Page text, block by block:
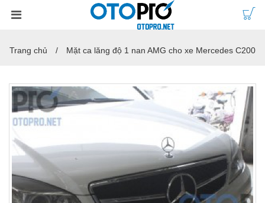
Trang chủ Mặt ca lăng độ 1 nan AMG cho xe Mercedes C200